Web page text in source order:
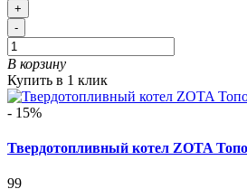
+
-
В корзину
Купить в 1 клик
- 15%
Твердотопливный котел ZOTA
99